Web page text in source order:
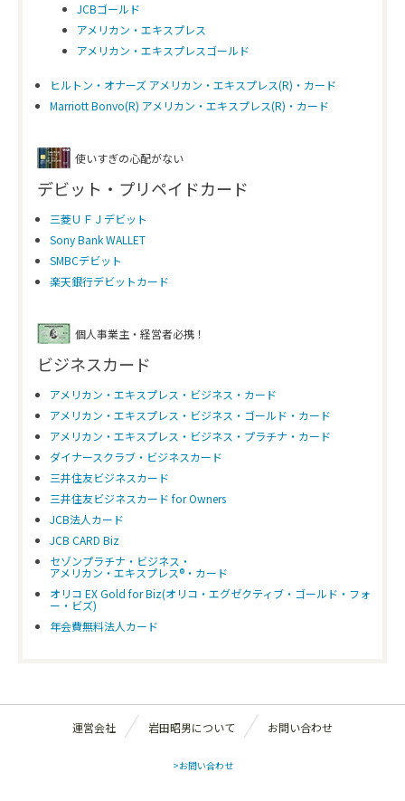
JCBゴールド
アメリカン・エキスプレス
アメリカン・エキスプレスゴールド
ヒルトン・オナーズ アメリカン・エキスプレス(R)・カード
Marriott Bonvo(R) アメリカン・エキスプレス(R)・カード
使いすぎの心配がない
デビット・プリペイドカード
三菱ＵＦＪデビット
Sony Bank WALLET
SMBCデビット
楽天銀行デビットカード
個人事業主・経営者必携！
ビジネスカード
アメリカン・エキスプレス・ビジネス・カード
アメリカン・エキスプレス・ビジネス・ゴールド・カード
アメリカン・エキスプレス・ビジネス・プラチナ・カード
ダイナースクラブ・ビジネスカード
三井住友ビジネスカード
三井住友ビジネスカード for Owners
JCB法人カード
JCB CARD Biz
セゾンプラチナ・ビジネス・
アメリカン・エキスプレス®・カード
オリコ EX Gold for Biz(オリコ・エグゼクティブ・ゴールド・フォ
ー・ビズ)
年会費無料法人カード
運営会社 岩田昭男について お問い合わせ
>お問い合わせ